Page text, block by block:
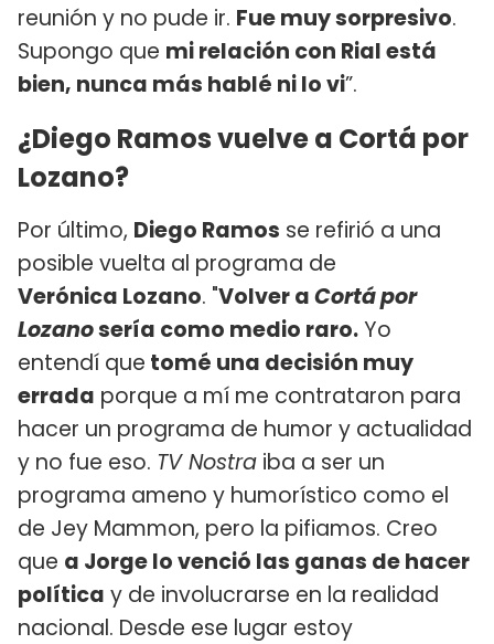
reunión y no pude ir. Fue muy sorpresivo.
Supongo que mi relación con Rial está
bien, nunca más hablé ni lo vi”.
¿Diego Ramos vuelve a Cortá por
Lozano?
Por último, Diego Ramos se refirió a una
posible vuelta al programa de
Verónica Lozano. "Volver aCortá por
Lozanosería como medio raro.Yo
entendí que tomé una decisión muy
errada porque a mí me contrataron para
hacer un programa de humor y actualidad
y no fue eso. TV Nostra iba a ser un
programa ameno y humorístico como el
de Jey Mammon, pero la pifiamos. Creo
que a Jorge lo venció las ganas de hacer
política y de involucrarse en la realidad
nacional. Desde ese lugar estoy